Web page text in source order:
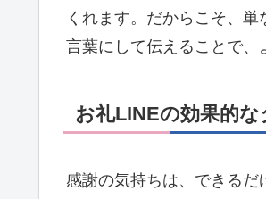
くれます。だからこそ、
言葉にして伝えることで、
お礼LINEの効果的
感謝の気持ちは、できる